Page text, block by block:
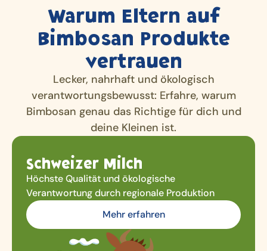
Warum Eltern auf
Bimbosan Produkte
vertrauen
Lecker, nahrhaft und ökologisch
verantwortungsbewusst: Erfahre, warum
Bimbosan genau das Richtige für dich und
deine Kleinen ist.
Schweizer Milch
Höchste Qualität und ökologische
Verantwortung durch regionale Produktion
Mehr erfahren